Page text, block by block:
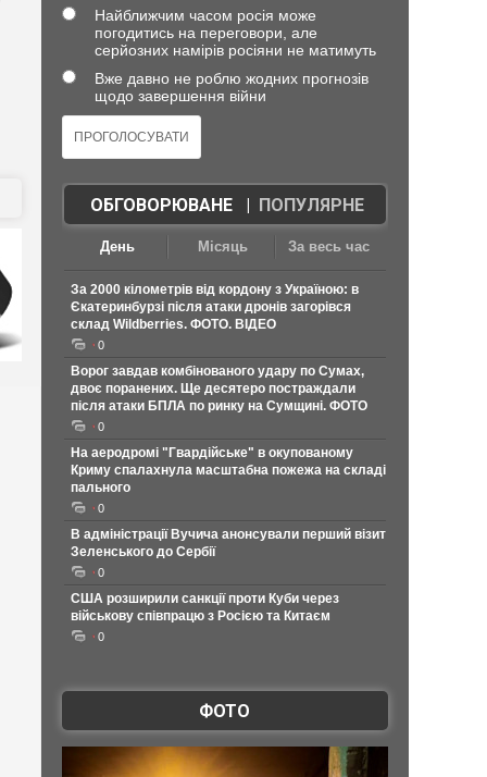
Найближчим часом росія може
погодитись на переговори, але
серйозних намірів росіяни не матимуть
Вже давно не роблю жодних прогнозів
щодо завершення війни
ОБГОВОРЮВАНЕ| ПОПУЛЯРНЕ
День Місяць За весь час
За 2000 кілометрів від кордону з Україною: в
Єкатеринбурзі після атаки дронів загорівся
склад Wildberries. ФОТО. ВІДЕО
0
Ворог завдав комбінованого удару по Сумах,
двоє поранених. Ще десятеро постраждали
після атаки БПЛА по ринку на Сумщині. ФОТО
0
На аеродромі "Гвардійське" в окупованому
Криму спалахнула масштабна пожежа на складі
пального
0
В адміністрації Вучича анонсували перший візит
Зеленського до Сербії
0
США розширили санкції проти Куби через
військову співпрацю з Росією та Китаєм
0
ФОТО